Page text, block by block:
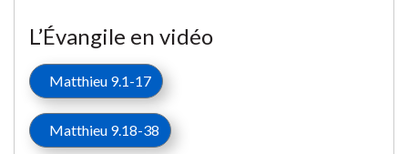
L’Évangile en vidéo
Matthieu 9.1-17
Matthieu 9.18-38